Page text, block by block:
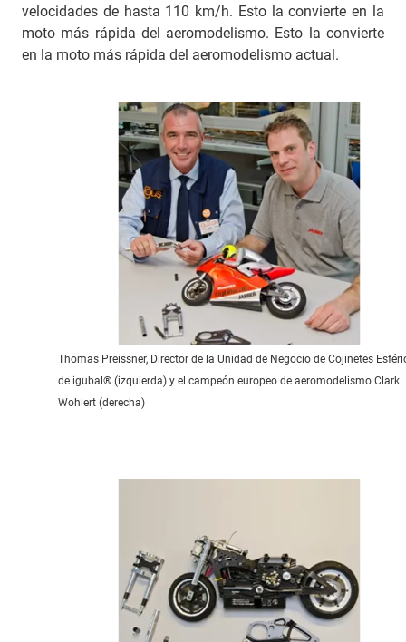
velocidades de hasta 110 km/h. Esto la convierte en la
moto más rápida del aeromodelismo. Esto la convierte
en la moto más rápida del aeromodelismo actual.
Thomas Preissner, Director de la Unidad de Negocio de Cojinetes
de igubal® (izquierda) y el campeón europeo de aeromodelismo Clark
Wohlert (derecha)